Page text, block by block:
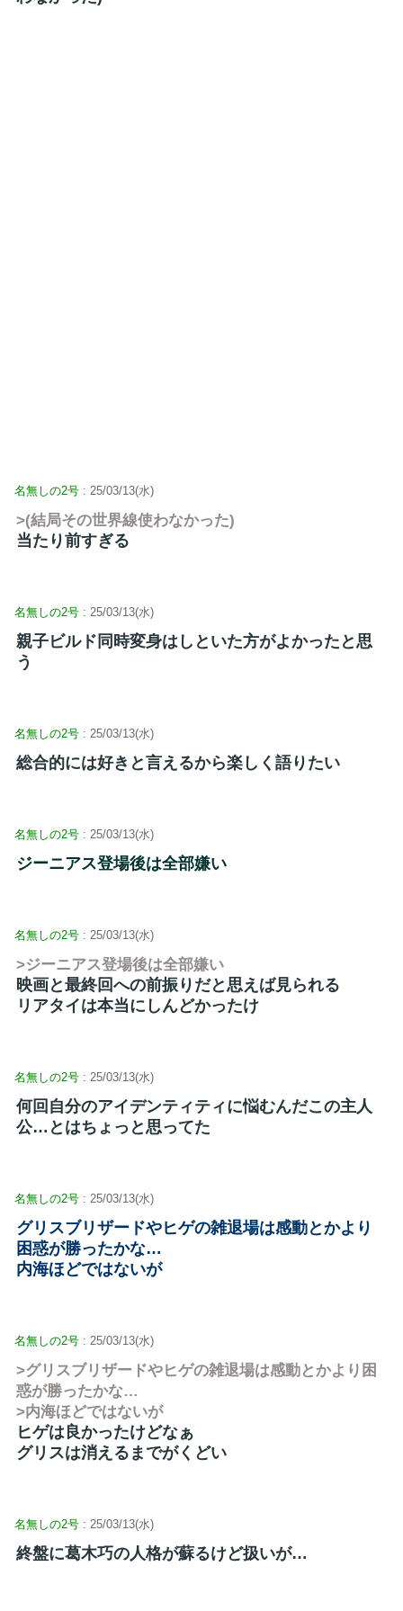
名無しの2号 : 25/03/13(水)
>(結局その世界線使わなかった)
当たり前すぎる
名無しの2号 : 25/03/13(水)
親子ビルド同時変身はしといた方がよかったと思
う
名無しの2号 : 25/03/13(水)
総合的には好きと言えるから楽しく語りたい
名無しの2号 : 25/03/13(水)
ジーニアス登場後は全部嫌い
名無しの2号 : 25/03/13(水)
>ジーニアス登場後は全部嫌い
映画と最終回への前振りだと思えば見られる
リアタイは本当にしんどかったけ
名無しの2号 : 25/03/13(水)
何回自分のアイデンティティに悩むんだこの主人
公…とはちょっと思ってた
名無しの2号 : 25/03/13(水)
グリスブリザードやヒゲの雑退場は感動とかより
困惑が勝ったかな…
内海ほどではないが
名無しの2号 : 25/03/13(水)
>グリスブリザードやヒゲの雑退場は感動とかより困
惑が勝ったかな…
>内海ほどではないが
ヒゲは良かったけどなぁ
グリスは消えるまでがくどい
名無しの2号 : 25/03/13(水)
終盤に葛木巧の人格が蘇るけど扱いが…